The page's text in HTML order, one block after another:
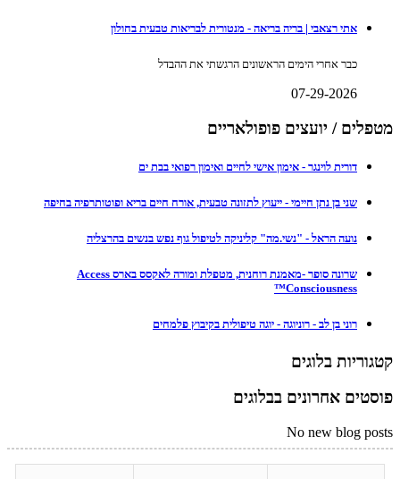
אתי רצאבי | בריה בריאה - מנטורית לבריאות טבעית בחולון
כבר אחרי הימים הראשונים הרגשתי את ההבדל
07-29-2026
מטפלים / יועצים פופולאריים
דורית לוינגר - אימון אישי לחיים ואימון רפואי בבת ים
שני בן נתן חיימי - ייעוץ לתזונה טבעית, אורח חיים בריא ופוטותרפיה בחיפה
נועה הראל - "נשי.מה" קליניקה לטיפול גוף נפש בנשים בהרצליה
שרונה סופר -מאמנת רוחנית, מטפלת ומורה לאקסס בארס Access
Consciousness™
רוני בן לב - רוניוגה - יוגה טיפולית בקיבוץ פלמחים
קטגוריות בלוגים
פוסטים אחרונים בבלוגים
No new blog posts